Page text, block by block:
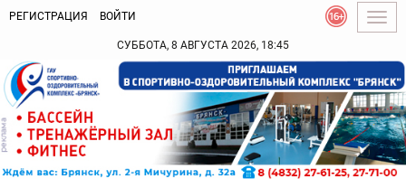
РЕГИСТРАЦИЯ ВОЙТИ
СУББОТА, 8 АВГУСТА 2026, 18:45